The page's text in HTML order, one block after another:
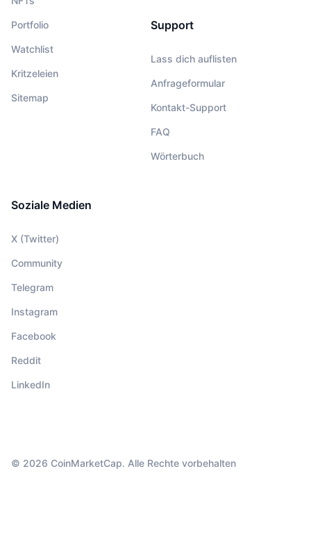
Portfolio
Watchlist
Kritzeleien
Sitemap
Support
Lass dich auflisten
Anfrageformular
Kontakt-Support
FAQ
Wörterbuch
Soziale Medien
X (Twitter)
Community
Telegram
Instagram
Facebook
Reddit
LinkedIn
© 2026 CoinMarketCap. Alle Rechte vorbehalten